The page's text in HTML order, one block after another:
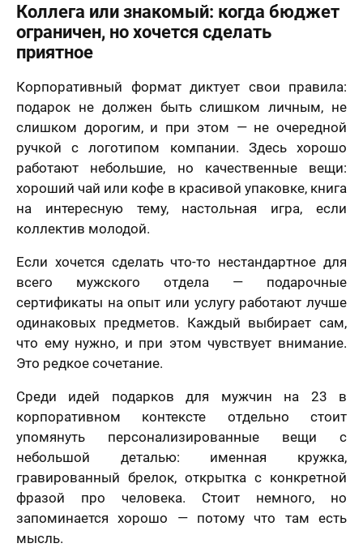
Коллега или знакомый: когда бюджет
ограничен, но хочется сделать
приятное
Корпоративный формат диктует свои правила:
подарок не должен быть слишком личным, не
слишком дорогим, и при этом — не очередной
ручкой с логотипом компании. Здесь хорошо
работают небольшие, но качественные вещи:
хороший чай или кофе в красивой упаковке, книга
на интересную тему, настольная игра, если
коллектив молодой.
Если хочется сделать что-то нестандартное для
всего мужского отдела — подарочные
сертификаты на опыт или услугу работают лучше
одинаковых предметов. Каждый выбирает сам,
что ему нужно, и при этом чувствует внимание.
Это редкое сочетание.
Среди идей подарков для мужчин на 23 в
корпоративном контексте отдельно стоит
упомянуть персонализированные вещи с
небольшой деталью: именная кружка,
гравированный брелок, открытка с конкретной
фразой про человека. Стоит немного, но
запоминается хорошо — потому что там есть
мысль.
Вашего портрета
Ваше имя
К какому поводу выбираете
картину?
Ответьте на вопросы и узнайте стоимость
вашего портрета
Как
скоро
Вам
нужен
подарок?
Ответьте
на
и
узнайте
стоимость
вашего
портрета
шаг!
контакты,
цену и
Вам в
15 минут.
на
отзыв
Ваша оценка*
Ваш Отзыв